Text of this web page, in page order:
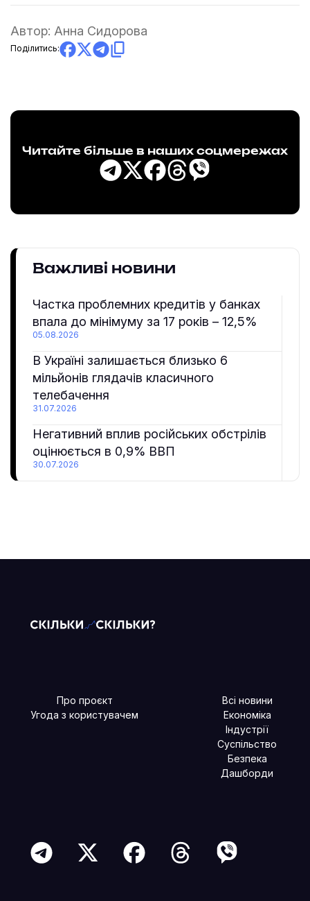
Автор: Анна Сидорова
Поділитись:
Читайте більше в наших соцмережах
Важливі новини
Частка проблемних кредитів у банках
впала до мінімуму за 17 років – 12,5%
05.08.2026
В Україні залишається близько 6
мільйонів глядачів класичного
телебачення
31.07.2026
Негативний вплив російських обстрілів
оцінюється в 0,9% ВВП
30.07.2026
Про проєкт
Угода з користувачем
Всі новини
Економіка
Індустрії
Суспільство
Безпека
Дашборди
Читайте більше в наших соцмережах